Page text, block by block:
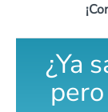
¿Ya